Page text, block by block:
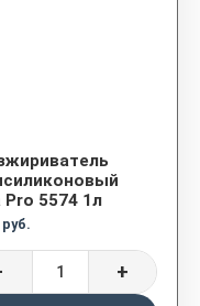
Pro 5574 1л
руб.
+